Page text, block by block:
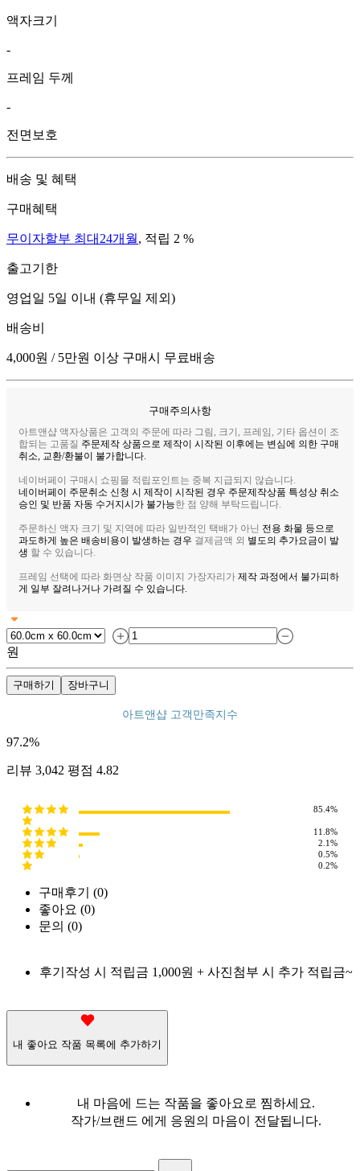
액자크기
-
프레임 두께
-
전면보호
배송 및 혜택
구매혜택
무이자할부 최대24개월, 적립 2 %
출고기한
영업일 5일 이내 (휴무일 제외)
배송비
4,000원 / 5만원 이상 구매시 무료배송
구매주의사항
아트앤샵 액자상품은 고객의 주문에 따라 그림, 크기, 프레임, 기타 옵션이 조
합되는 고품질 주문제작 상품으로 제작이 시작된 이후에는 변심에 의한 구매
취소, 교환/환불이 불가합니다.
네이버페이 구매시 쇼핑몰 적립포인트는 중복 지급되지 않습니다.
네이버페이 주문취소 신청 시 제작이 시작된 경우 주문제작상품 특성상 취소
승인 및 반품 자동 수거지시가 불가능한 점 양해 부탁드립니다.
주문하신 액자 크기 및 지역에 따라 일반적인 택배가 아닌 전용 화물 등으로
과도하게 높은 배송비용이 발생하는 경우 결제금액 외 별도의 추가요금이 발
생 할 수 있습니다.
프레임 선택에 따라 화면상 작품 이미지 가장자리가 제작 과정에서 불가피하
게 일부 잘려나거나 가려질 수 있습니다.
원
구매하기 장바구니
아트앤샵 고객만족지수
97.2%
리뷰 3,042 평점 4.82
85.4%
11.8%
2.1%
0.5%
0.2%
구매후기 (0)
좋아요 (0)
문의 (0)
후기작성 시 적립금 1,000원 + 사진첨부 시 추가 적립금~
내 좋아요 작품 목록에 추가하기
내 마음에 드는 작품을 좋아요로 찜하세요.
작가/브랜드 에게 응원의 마음이 전달됩니다.